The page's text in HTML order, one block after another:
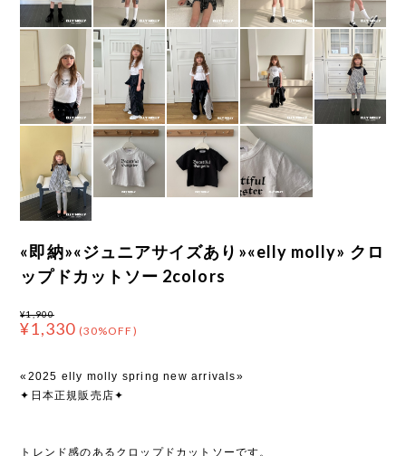
«即納»«ジュニアサイズあり»«elly molly» クロ
ップドカットソー 2colors
¥1,900
¥1,330 (30%OFF)
«2025 elly molly spring new arrivals»
✦日本正規販売店✦
トレンド感のあるクロップドカットソーです。